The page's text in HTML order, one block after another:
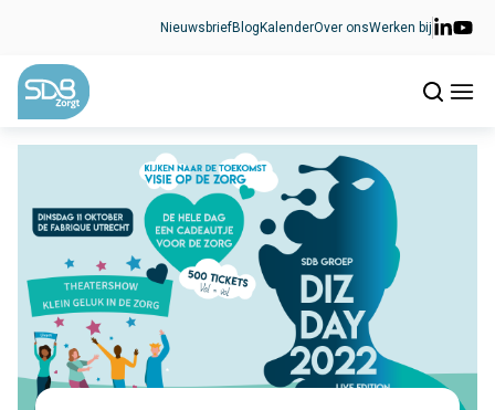
NieuwsbriefBlog KalenderOver onsWerken bij